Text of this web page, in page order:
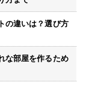
の違いは？選び方
な部屋を作るため